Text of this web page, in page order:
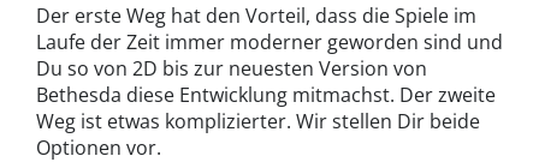
Der erste Weg hat den Vorteil, dass die Spiele im
Laufe der Zeit immer moderner geworden sind und
Du so von 2D bis zur neuesten Version von
Bethesda diese Entwicklung mitmachst. Der zweite
Weg ist etwas komplizierter. Wir stellen Dir beide
Optionen vor.